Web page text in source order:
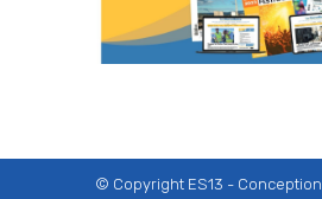
© Copyright ES13 - Conception